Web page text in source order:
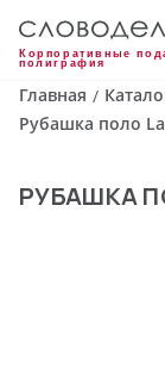
Корпоративные
полиграфия
Главная /
Рубашка поло
РУБАШКА